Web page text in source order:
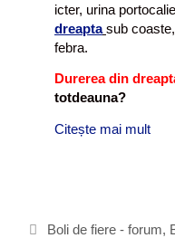
icter, urina
dreapta sub
febra.
Durerea din
totdeauna?
Citește mai mult
u
C
Boli de fiere - forum,